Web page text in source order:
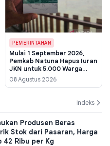
PEMERINTAHAN
Mulai 1 September 2026,
Pemkab Natuna Hapus Iuran
JKN untuk 5.000 Warga
Mampu, Ini Cara Cek
Statusnya
08 Agustus 2026
Indeks
Produsen Beras
Stok dari Pasaran, Harga
42 Ribu per Kg